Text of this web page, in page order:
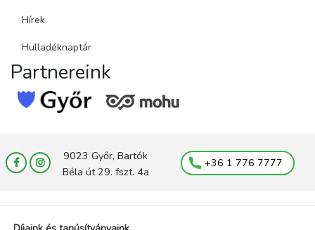
Hírek
Hulladéknaptár
Partnereink
9023 Győr, Bartók
Béla út 29. fszt. 4a
+36 1 776 7777